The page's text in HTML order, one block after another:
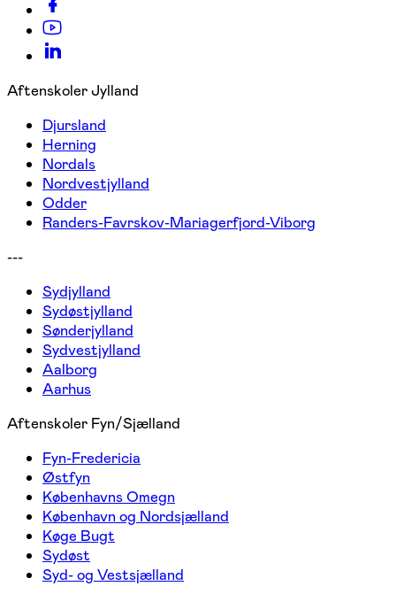
Aftenskoler Jylland
Djursland
Herning
Nordals
Nordvestjylland
Odder
Randers-Favrskov-Mariagerfjord-Viborg
---
Sydjylland
Sydøstjylland
Sønderjylland
Sydvestjylland
Aalborg
Aarhus
Aftenskoler Fyn/Sjælland
Fyn-Fredericia
Østfyn
Københavns Omegn
København og Nordsjælland
Køge Bugt
Sydøst
Syd- og Vestsjælland